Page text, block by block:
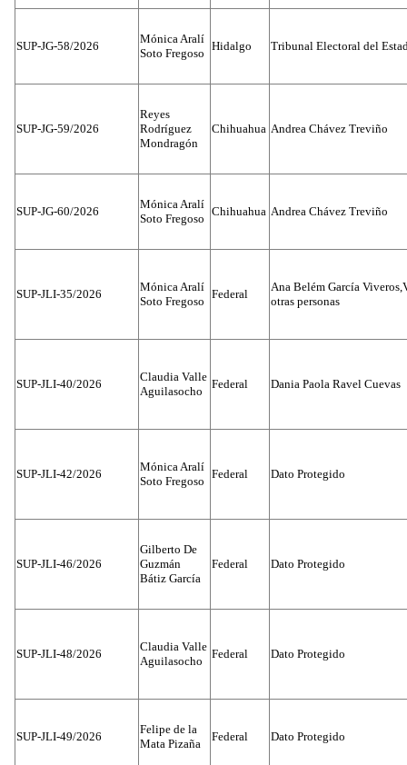
SUP-JG-58/2026
Mónica Aralí
Soto Fregoso
Hidalgo Tribunal Electoral del
SUP-JG-59/2026
Reyes
Rodríguez
Mondragón
Chihuahua Andrea Chávez Treviño
SUP-JG-60/2026
Mónica Aralí
Soto Fregoso
Chihuahua Andrea Chávez Treviño
SUP-JLI-35/2026
Mónica Aralí
Soto Fregoso
Federal
Ana Belém García
otras personas
SUP-JLI-40/2026
Claudia Valle
Aguilasocho
Federal Dania Paola Ravel Cuevas
SUP-JLI-42/2026
Mónica Aralí
Soto Fregoso
Federal Dato Protegido
SUP-JLI-46/2026
Gilberto De
Guzmán
Bátiz García
Federal Dato Protegido
SUP-JLI-48/2026
Claudia Valle
Aguilasocho
Federal Dato Protegido
SUP-JLI-49/2026
Felipe de la
Mata Pizaña
Federal Dato Protegido